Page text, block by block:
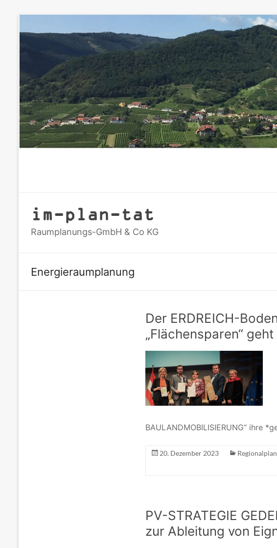
springen
im-plan-tat
Raumplanungs-GmbH & Co KG
Energieraumplanung
Der ERDREICH-
„Flächensparen“
BAULANDMOBILISIERUNG“ ihre
20. Dezember 2023
PV-STRATEGIE
zur Ableitung von